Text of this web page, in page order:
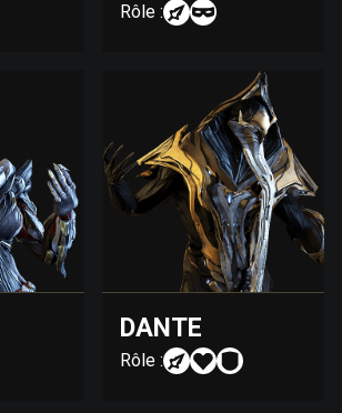
Rôle :
DANTE
Rôle :